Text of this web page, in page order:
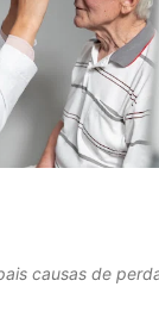
causas de